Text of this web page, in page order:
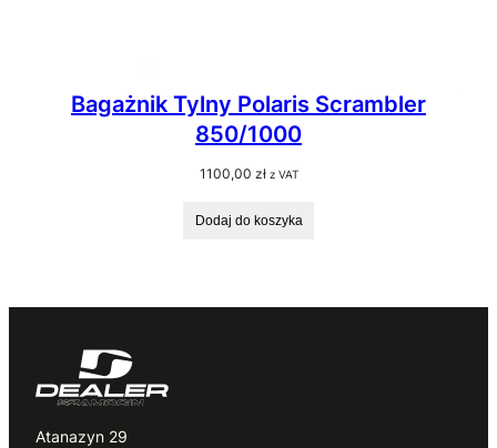
Bagażnik Tylny Polaris Scrambler
850/1000
1100,00 zł z VAT
Dodaj do koszyka
Atanazyn 29